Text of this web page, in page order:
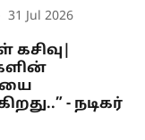
31 Jul 2026
- நடிகர்